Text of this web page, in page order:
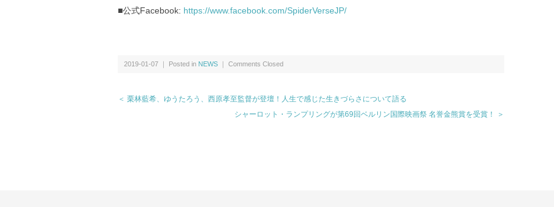
■公式Facebook: https://www.facebook.com/SpiderVerseJP/
2019-01-07 ｜ Posted in NEWS ｜ Comments Closed
＜ 栗林藍希、ゆうたろう、西原孝至監督が登壇！人生で感じた生きづらさについて語る
シャーロット・ランプリングが第69回ベルリン国際映画祭 名誉金熊賞を受賞！ ＞